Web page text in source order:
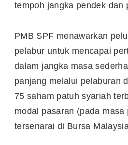
tempoh jangka pendek dan
PMB SPF menawarkan
pelabur untuk mencapai
dalam jangka masa
panjang melalui pelaburan
75 saham patuh syariah
modal pasaran (pada masa
tersenarai di Bursa